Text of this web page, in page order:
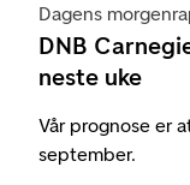
Dagens
DNB
neste uke
Vår prognose er
september.